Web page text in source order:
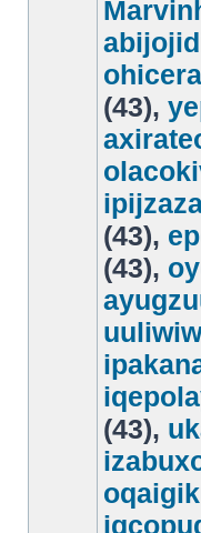
(43),
(43),
(43),
(43),